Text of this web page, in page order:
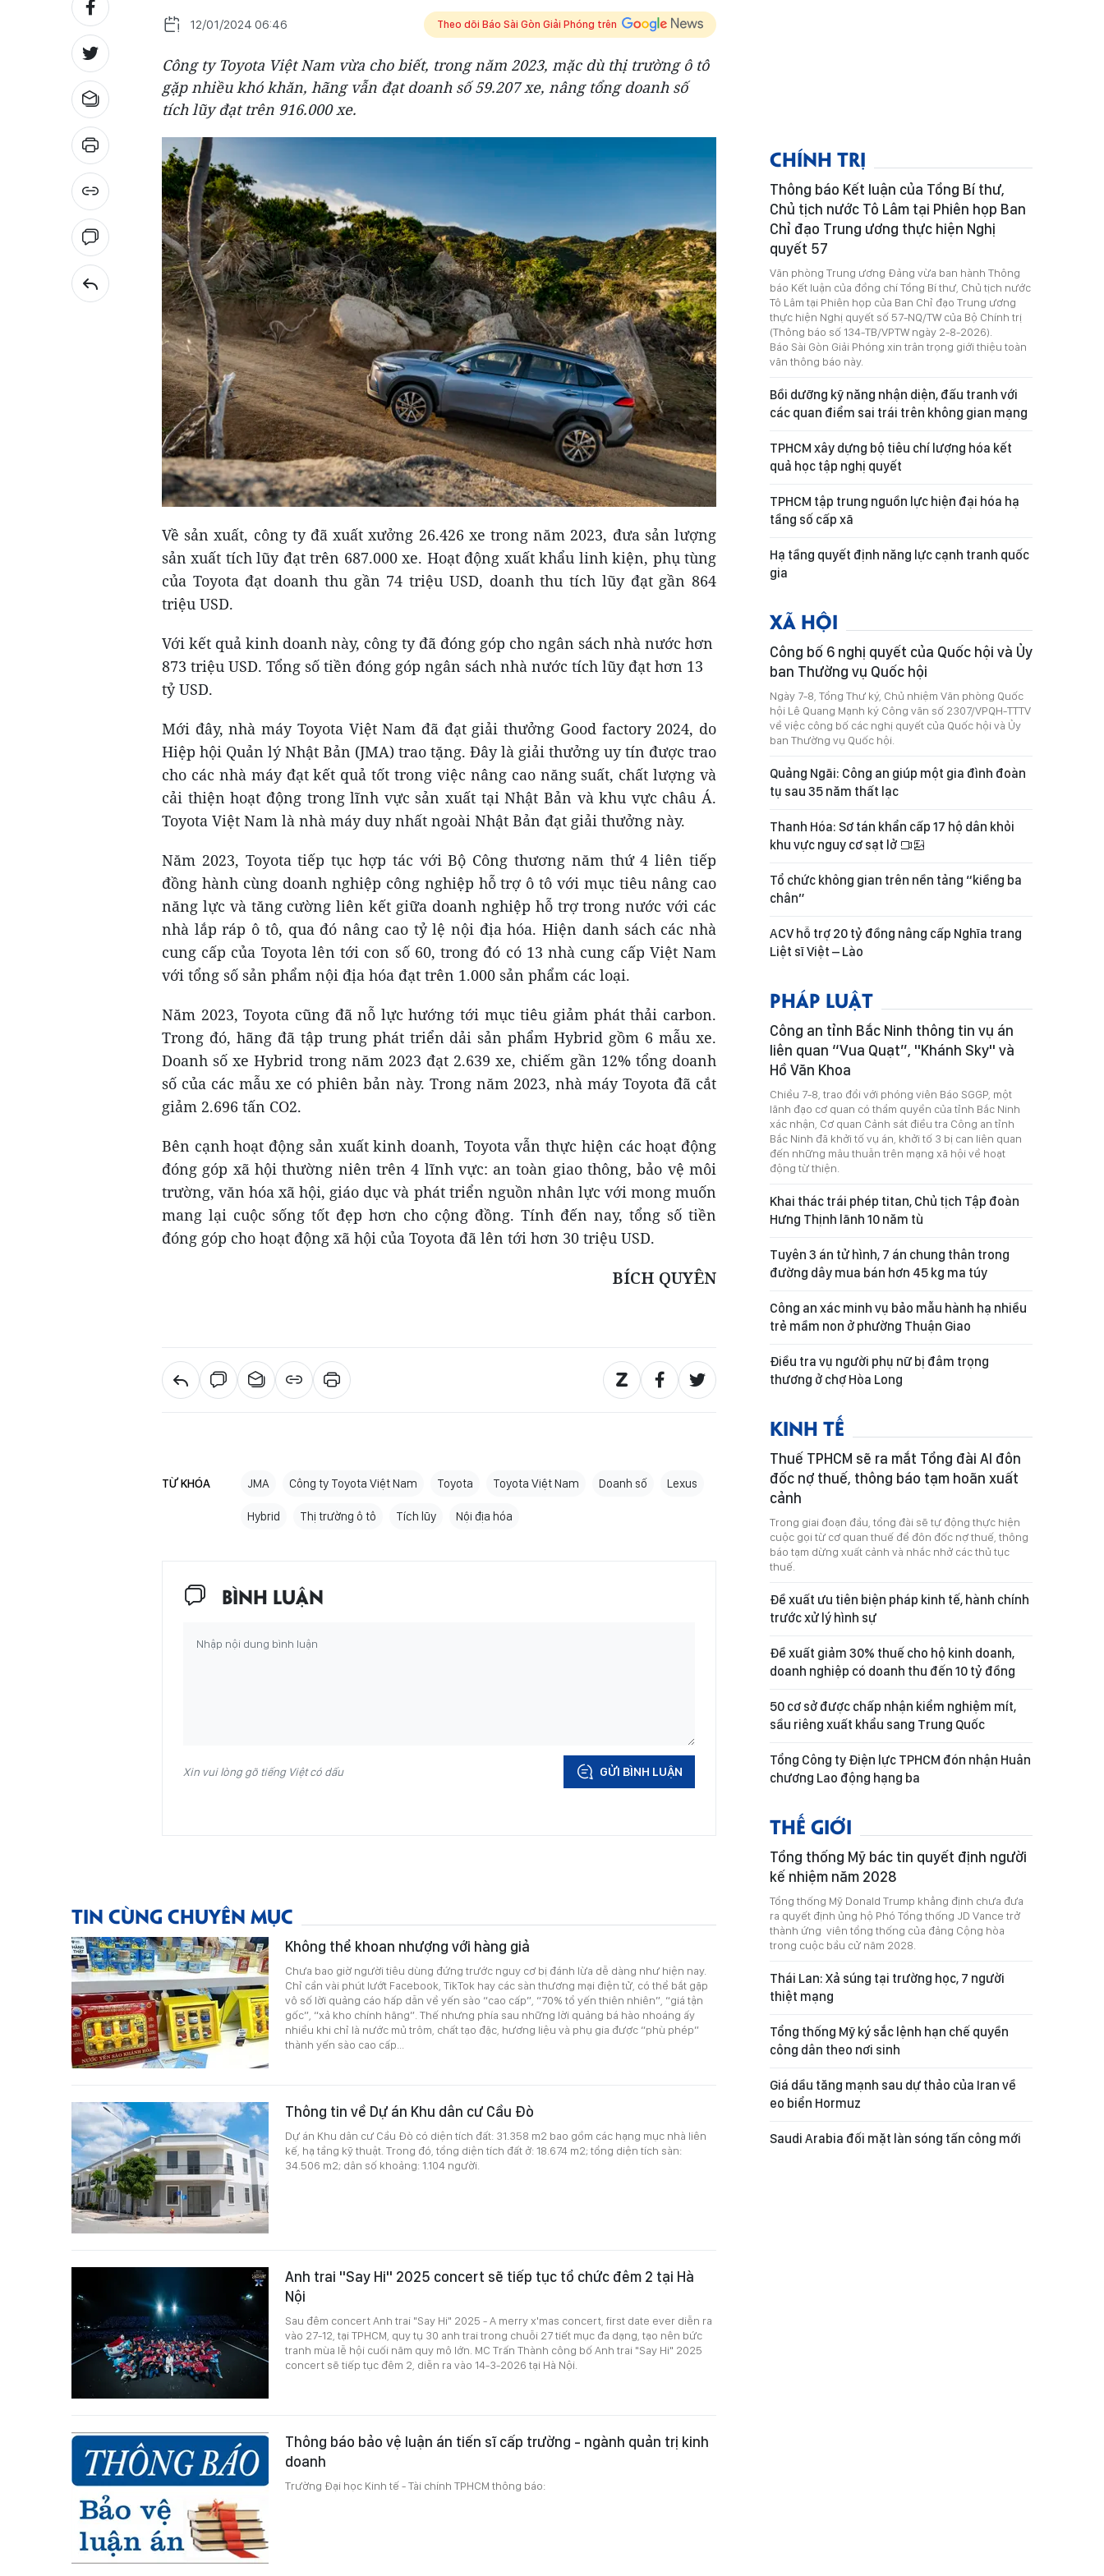
12/01/2024 06:46 Theo dõi Báo Sài Gòn Giải Phóng trên
Công ty Toyota Việt Nam vừa cho biết, trong năm 2023, mặc dù thị trường ô tô
gặp nhiều khó khăn, hãng vẫn đạt doanh số 59.207 xe, nâng tổng doanh số
tích lũy đạt trên 916.000 xe.
Về sản xuất, công ty đã xuất xưởng 26.426 xe trong năm 2023, đưa sản lượng
sản xuất tích lũy đạt trên 687.000 xe. Hoạt động xuất khẩu linh kiện, phụ tùng
của Toyota đạt doanh thu gần 74 triệu USD, doanh thu tích lũy đạt gần 864
triệu USD.
Với kết quả kinh doanh này, công ty đã đóng góp cho ngân sách nhà nước hơn
873 triệu USD. Tổng số tiền đóng góp ngân sách nhà nước tích lũy đạt hơn 13
tỷ USD.
Mới đây, nhà máy Toyota Việt Nam đã đạt giải thưởng Good factory 2024, do
Hiệp hội Quản lý Nhật Bản (JMA) trao tặng. Đây là giải thưởng uy tín được trao
cho các nhà máy đạt kết quả tốt trong việc nâng cao năng suất, chất lượng và
cải thiện hoạt động trong lĩnh vực sản xuất tại Nhật Bản và khu vực châu Á.
Toyota Việt Nam là nhà máy duy nhất ngoài Nhật Bản đạt giải thưởng này.
Năm 2023, Toyota tiếp tục hợp tác với Bộ Công thương năm thứ 4 liên tiếp
đồng hành cùng doanh nghiệp công nghiệp hỗ trợ ô tô với mục tiêu nâng cao
năng lực và tăng cường liên kết giữa doanh nghiệp hỗ trợ trong nước với các
nhà lắp ráp ô tô, qua đó nâng cao tỷ lệ nội địa hóa. Hiện danh sách các nhà
cung cấp của Toyota lên tới con số 60, trong đó có 13 nhà cung cấp Việt Nam
với tổng số sản phẩm nội địa hóa đạt trên 1.000 sản phẩm các loại.
Năm 2023, Toyota cũng đã nỗ lực hướng tới mục tiêu giảm phát thải carbon.
Trong đó, hãng đã tập trung phát triển dải sản phẩm Hybrid gồm 6 mẫu xe.
Doanh số xe Hybrid trong năm 2023 đạt 2.639 xe, chiếm gần 12% tổng doanh
số của các mẫu xe có phiên bản này. Trong năm 2023, nhà máy Toyota đã cắt
giảm 2.696 tấn CO2.
Bên cạnh hoạt động sản xuất kinh doanh, Toyota vẫn thực hiện các hoạt động
đóng góp xã hội thường niên trên 4 lĩnh vực: an toàn giao thông, bảo vệ môi
trường, văn hóa xã hội, giáo dục và phát triển nguồn nhân lực với mong muốn
mang lại cuộc sống tốt đẹp hơn cho cộng đồng. Tính đến nay, tổng số tiền
đóng góp cho hoạt động xã hội của Toyota đã lên tới hơn 30 triệu USD.
BÍCH QUYÊN
TỪ KHÓA JMA Công ty Toyota Việt Nam Toyota Toyota Việt Nam Doanh số Lexus
Hybrid Thị trường ô tô Tích lũy Nội địa hóa
BÌNH LUẬN
Xin vui lòng gõ tiếng Việt có dấu GỬI BÌNH LUẬN
TIN CÙNG CHUYÊN MỤC
Không thể khoan nhượng với hàng giả
Chưa bao giờ người tiêu dùng đứng trước nguy cơ bị đánh lừa dễ dàng như hiện nay.
Chỉ cần vài phút lướt Facebook, TikTok hay các sàn thương mại điện tử, có thể bắt gặp
vô số lời quảng cáo hấp dẫn về yến sào “cao cấp”, “70% tổ yến thiên nhiên”, “giá tận
gốc”, “xả kho chính hãng”. Thế nhưng phía sau những lời quảng bá hào nhoáng ấy
nhiều khi chỉ là nước mủ trôm, chất tạo đặc, hương liệu và phụ gia được “phù phép”
thành yến sào cao cấp...
Thông tin về Dự án Khu dân cư Cầu Đò
Dự án Khu dân cư Cầu Đò có diện tích đất: 31.358 m2 bao gồm các hạng mục nhà liên
kế, hạ tầng kỹ thuật. Trong đó, tổng diện tích đất ở: 18.674 m2; tổng diện tích sàn:
34.506 m2; dân số khoảng: 1.104 người.
Anh trai "Say Hi" 2025 concert sẽ tiếp tục tổ chức đêm 2 tại Hà
Nội
Sau đêm concert Anh trai "Say Hi" 2025 - A merry x'mas concert, first date ever diễn ra
vào 27-12, tại TPHCM, quy tụ 30 anh trai trong chuỗi 27 tiết mục đa dạng, tạo nên bức
tranh mùa lễ hội cuối năm quy mô lớn. MC Trấn Thành công bố Anh trai "Say Hi" 2025
concert sẽ tiếp tục đêm 2, diễn ra vào 14-3-2026 tại Hà Nội.
Thông báo bảo vệ luận án tiến sĩ cấp trường - ngành quản trị kinh
doanh
Trường Đại học Kinh tế - Tài chính TPHCM thông báo:
CHÍNH TRỊ
Thông báo Kết luận của Tổng Bí thư,
Chủ tịch nước Tô Lâm tại Phiên họp Ban
Chỉ đạo Trung ương thực hiện Nghị
quyết 57
Văn phòng Trung ương Đảng vừa ban hành Thông
báo Kết luận của đồng chí Tổng Bí thư, Chủ tịch nước
Tô Lâm tại Phiên họp của Ban Chỉ đạo Trung ương
thực hiện Nghị quyết số 57-NQ/TW của Bộ Chính trị
(Thông báo số 134-TB/VPTW ngày 2-8-2026).
Báo Sài Gòn Giải Phóng xin trân trọng giới thiệu toàn
văn thông báo này.
Bồi dưỡng kỹ năng nhận diện, đấu tranh với
các quan điểm sai trái trên không gian mạng
TPHCM xây dựng bộ tiêu chí lượng hóa kết
quả học tập nghị quyết
TPHCM tập trung nguồn lực hiện đại hóa hạ
tầng số cấp xã
Hạ tầng quyết định năng lực cạnh tranh quốc
gia
XÃ HỘI
Công bố 6 nghị quyết của Quốc hội và Ủy
ban Thường vụ Quốc hội
Ngày 7-8, Tổng Thư ký, Chủ nhiệm Văn phòng Quốc
hội Lê Quang Mạnh ký Công văn số 2307/VPQH-TTTV
về việc công bố các nghị quyết của Quốc hội và Ủy
ban Thường vụ Quốc hội.
Quảng Ngãi: Công an giúp một gia đình đoàn
tụ sau 35 năm thất lạc
Thanh Hóa: Sơ tán khẩn cấp 17 hộ dân khỏi
khu vực nguy cơ sạt lở
Tổ chức không gian trên nền tảng “kiềng ba
chân”
ACV hỗ trợ 20 tỷ đồng nâng cấp Nghĩa trang
Liệt sĩ Việt – Lào
PHÁP LUẬT
Công an tỉnh Bắc Ninh thông tin vụ án
liên quan “Vua Quạt”, "Khánh Sky" và
Hồ Văn Khoa
Chiều 7-8, trao đổi với phóng viên Báo SGGP, một
lãnh đạo cơ quan có thẩm quyền của tỉnh Bắc Ninh
xác nhận, Cơ quan Cảnh sát điều tra Công an tỉnh
Bắc Ninh đã khởi tố vụ án, khởi tố 3 bị can liên quan
đến những mâu thuẫn trên mạng xã hội về hoạt
động từ thiện.
Khai thác trái phép titan, Chủ tịch Tập đoàn
Hưng Thịnh lãnh 10 năm tù
Tuyên 3 án tử hình, 7 án chung thân trong
đường dây mua bán hơn 45 kg ma túy
Công an xác minh vụ bảo mẫu hành hạ nhiều
trẻ mầm non ở phường Thuận Giao
Điều tra vụ người phụ nữ bị đâm trọng
thương ở chợ Hòa Long
KINH TẾ
Thuế TPHCM sẽ ra mắt Tổng đài AI đôn
đốc nợ thuế, thông báo tạm hoãn xuất
cảnh
Trong giai đoạn đầu, tổng đài sẽ tự động thực hiện
cuộc gọi từ cơ quan thuế để đôn đốc nợ thuế, thông
báo tạm dừng xuất cảnh và nhắc nhở các thủ tục
thuế.
Đề xuất ưu tiên biện pháp kinh tế, hành chính
trước xử lý hình sự
Đề xuất giảm 30% thuế cho hộ kinh doanh,
doanh nghiệp có doanh thu đến 10 tỷ đồng
50 cơ sở được chấp nhận kiểm nghiệm mít,
sầu riêng xuất khẩu sang Trung Quốc
Tổng Công ty Điện lực TPHCM đón nhận Huân
chương Lao động hạng ba
THẾ GIỚI
Tổng thống Mỹ bác tin quyết định người
kế nhiệm năm 2028
Tổng thống Mỹ Donald Trump khẳng định chưa đưa
ra quyết định ủng hộ Phó Tổng thống JD Vance trở
thành ứng viên tổng thống của đảng Cộng hòa
trong cuộc bầu cử năm 2028.
Thái Lan: Xả súng tại trường học, 7 người
thiệt mạng
Tổng thống Mỹ ký sắc lệnh hạn chế quyền
công dân theo nơi sinh
Giá dầu tăng mạnh sau dự thảo của Iran về
eo biển Hormuz
Saudi Arabia đối mặt làn sóng tấn công mới